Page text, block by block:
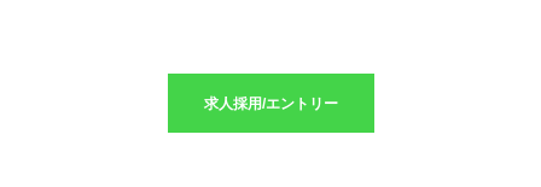
求人採用/エントリー